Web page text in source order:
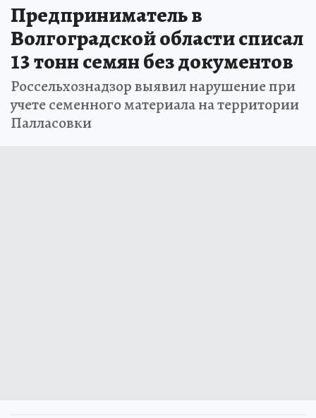
Предприниматель в
Волгоградской области списал
13 тонн семян без документов
Россельхознадзор выявил нарушение при
учете семенного материала на территории
Палласовки